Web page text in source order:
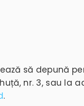
să depună
nr. 3, sau la
.